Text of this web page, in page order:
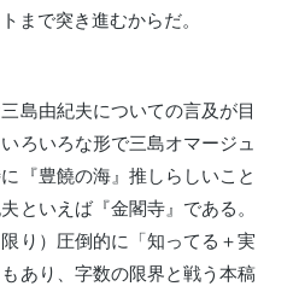
まで突き進むからだ。
島由紀夫についての言及が目
ろいろな形で三島オマージュ
『豊饒の海』推しらしいこと
といえば『金閣寺』である。
り）圧倒的に「知ってる＋実
あり、字数の限界と戦う本稿